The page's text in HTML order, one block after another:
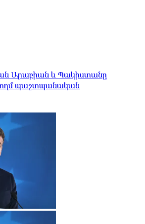
Արաբիան և Պակիստանը
պաշտպանական